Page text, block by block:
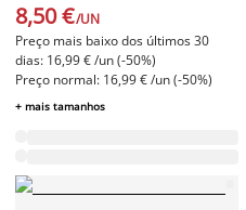
8,50 €/UN
Preço mais baixo dos últimos 30
dias: 16,99 € /un (-50%)
Preço normal: 16,99 € /un (-50%)
+ mais tamanhos